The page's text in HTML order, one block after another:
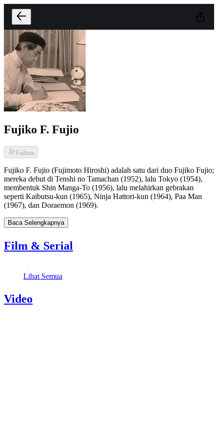
Fujiko F. Fujio
Follow
Fujiko F. Fujio (Fujimoto Hiroshi) adalah satu dari duo Fujiko Fujio;
mereka debut di Tenshi no Tamachan (1952), lalu Tokyo (1954),
membentuk Shin Manga-To (1956), lalu melahirkan gebrakan
seperti Kaibutsu-kun (1965), Ninja Hattori-kun (1964), Paa Man
(1967), dan Doraemon (1969).
Baca Selengkapnya
Film & Serial
Lihat Semua
Video